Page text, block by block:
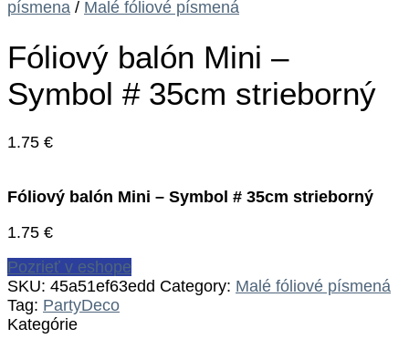
písmena / Malé fóliové písmená
Fóliový balón Mini –
Symbol # 35cm strieborný
1.75 €
Fóliový balón Mini – Symbol # 35cm strieborný
1.75 €
Pozrieť v eshope
SKU: 45a51ef63edd Category: Malé fóliové písmená
Tag: PartyDeco
Kategórie